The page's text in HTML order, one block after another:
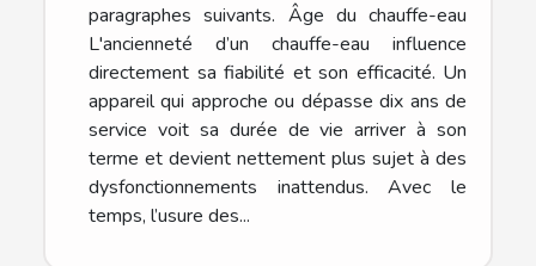
paragraphes suivants. Âge du chauffe-eau
L'ancienneté d’un chauffe-eau influence
directement sa fiabilité et son efficacité. Un
appareil qui approche ou dépasse dix ans de
service voit sa durée de vie arriver à son
terme et devient nettement plus sujet à des
dysfonctionnements inattendus. Avec le
temps, l’usure des...